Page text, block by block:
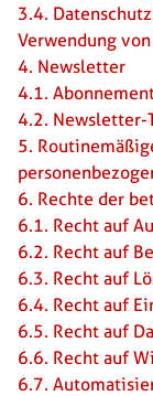
3.4.
Verwendung von
4. Newsletter
4.1.
4.2. Newsletter-
5.
6. Rechte der
6.1. Recht auf
6.2. Recht auf
6.3. Recht auf
6.4. Recht auf
6.5. Recht auf
6.6. Recht auf
6.7.